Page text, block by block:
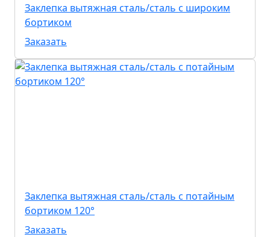
Заклепка вытяжная сталь/сталь с широким
бортиком
Заказать
Заклепка вытяжная сталь/сталь с потайным
бортиком 120°
Заказать